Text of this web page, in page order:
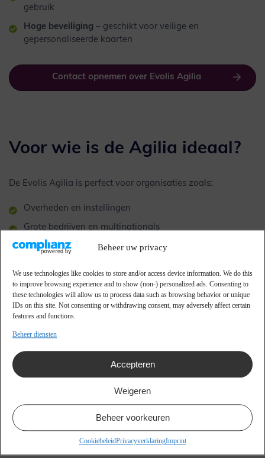
Beheer uw privacy
We use technologies like cookies to store and/or access device information. We do this
to improve browsing experience and to show (non-) personalized ads. Consenting to
these technologies will allow us to process data such as browsing behavior or unique
IDs on this site. Not consenting or withdrawing consent, may adversely affect certain
features and functions.
Beheer diensten
Accepteren
Weigeren
Beheer voorkeuren
CookiebeleidPrivacyverklaringImprint
gebruik
Hoge beveiliging – geschikt voor veilige en
gepersonaliseerde kaarten
Contact opnemen over Evolis Agilia
Voor wie is de Agilia ideaal?
De Evolis Agilia is perfect voor organisaties zoals:
Overheden en instellingen
Grote bedrijven en multinationals
Universiteiten en zorginstellingen
Met de Evolis Agilia haal je een
organisatie. Minder stilstand, hogere output en een
professionele uitstraling van elke kaart.
Op zoek naarmaximale prestatieszonder concessies? Dan
is deEvolis Agiliade juiste keuze.